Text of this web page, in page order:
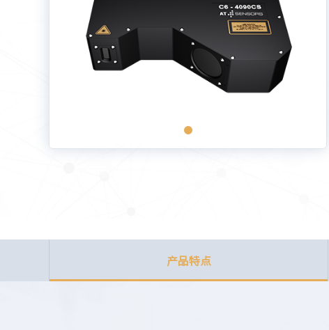
产品特点